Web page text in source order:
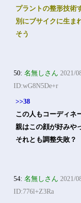
プラントの整形技術
別にブサイクに生ま
そう
50:名無しさん 2021/
ID:wG8N5De+r
>>38
この人もコーディネ
親はこの顔が好みや
それとも調整失敗？
54:名無しさん 2021/
ID:776l+Z3Ra